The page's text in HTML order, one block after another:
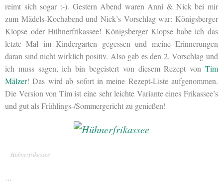
reimt sich sogar :-). Gestern Abend waren Anni & Nick bei mir
zum Mädels-Kochabend und Nick’s Vorschlag war: Königsberger
Klopse oder Hühnerfrikassee! Königsberger Klopse habe ich das
letzte Mal im Kindergarten gegessen und meine Erinnerungen
daran sind nicht wirklich positiv. Also gab es den 2. Vorschlag und
ich muss sagen, ich bin begeistert von diesem Rezept von Tim
Mälzer! Das wird ab sofort in meine Rezept-Liste aufgenommen.
Die Version von Tim ist eine sehr leichte Variante eines Frikassee’s
und gut als Frühlings-/Sommergericht zu genießen!
Hühnerfrikassee
…